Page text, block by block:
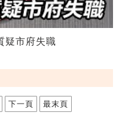
疑市府失職
下一頁 最末頁